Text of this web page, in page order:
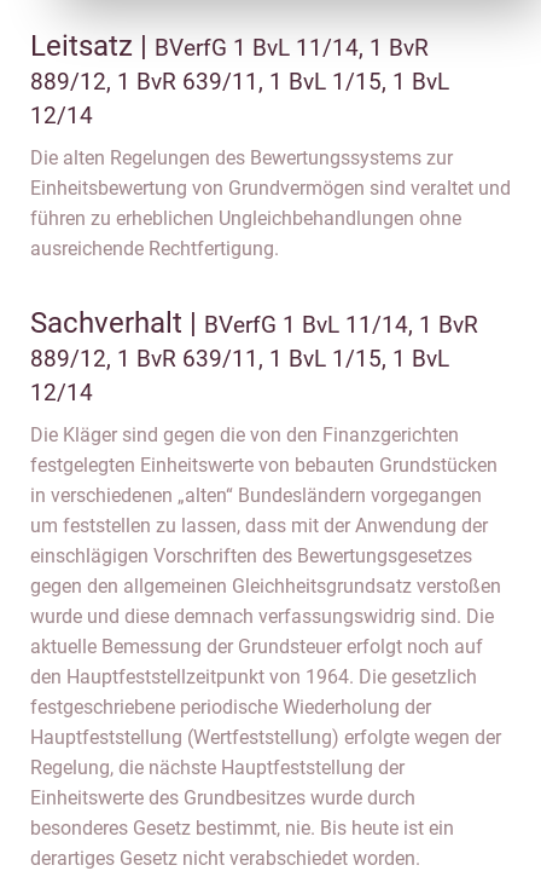
Leitsatz | BVerfG 1 BvL 11/14, 1 BvR
889/12, 1 BvR 639/11, 1 BvL 1/15, 1 BvL
12/14
Die alten Regelungen des Bewertungssystems zur
Einheitsbewertung von Grundvermögen sind veraltet und
führen zu erheblichen Ungleichbehandlungen ohne
ausreichende Rechtfertigung.
Sachverhalt | BVerfG 1 BvL 11/14, 1 BvR
889/12, 1 BvR 639/11, 1 BvL 1/15, 1 BvL
12/14
Die Kläger sind gegen die von den Finanzgerichten
festgelegten Einheitswerte von bebauten Grundstücken
in verschiedenen „alten“ Bundesländern vorgegangen
um feststellen zu lassen, dass mit der Anwendung der
einschlägigen Vorschriften des Bewertungsgesetzes
gegen den allgemeinen Gleichheitsgrundsatz verstoßen
wurde und diese demnach verfassungswidrig sind. Die
aktuelle Bemessung der Grundsteuer erfolgt noch auf
den Hauptfeststellzeitpunkt von 1964. Die gesetzlich
festgeschriebene periodische Wiederholung der
Hauptfeststellung (Wertfeststellung) erfolgte wegen der
Regelung, die nächste Hauptfeststellung der
Einheitswerte des Grundbesitzes wurde durch
besonderes Gesetz bestimmt, nie. Bis heute ist ein
derartiges Gesetz nicht verabschiedet worden.